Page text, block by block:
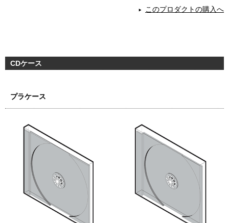
このプロダクトの購入へ
CDケース
プラケース